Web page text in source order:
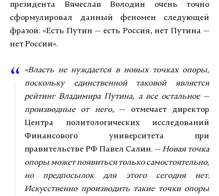
президента Вячеслав Володин очень точно
сформулировал данный феномен следующей
фразой: «Есть Путин — есть Россия, нет Путина —
нет России».
«Власть не нуждается в новых точках опоры,
поскольку единственной таковой является
рейтинг Владимира Путина, а все остальное —
производные от него, — отмечает директор
Центра политологических исследований
Финансового университета при
правительстве РФ Павел Салин. — Новая точка
опоры может появиться только самостоятельно,
но предпосылок для этого сегодня нет.
Искусственно производить такие точки опоры